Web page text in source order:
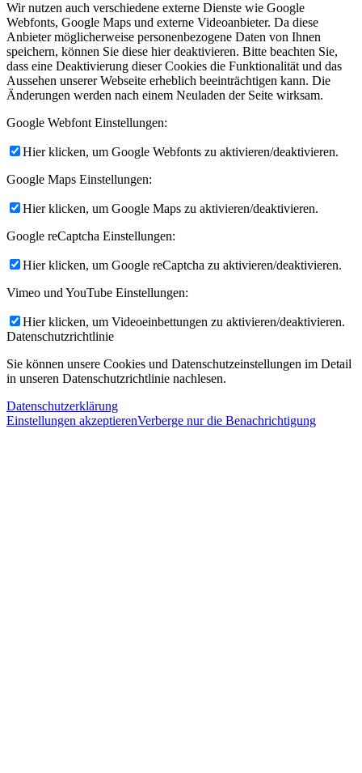
Wir nutzen auch verschiedene externe Dienste wie Google
Webfonts, Google Maps und externe Videoanbieter. Da diese
Anbieter möglicherweise personenbezogene Daten von Ihnen
speichern, können Sie diese hier deaktivieren. Bitte beachten Sie,
dass eine Deaktivierung dieser Cookies die Funktionalität und das
Aussehen unserer Webseite erheblich beeinträchtigen kann. Die
Änderungen werden nach einem Neuladen der Seite wirksam.
Google Webfont Einstellungen:
Hier klicken, um Google Webfonts zu aktivieren/deaktivieren.
Google Maps Einstellungen:
Hier klicken, um Google Maps zu aktivieren/deaktivieren.
Google reCaptcha Einstellungen:
Hier klicken, um Google reCaptcha zu aktivieren/deaktivieren.
Vimeo und YouTube Einstellungen:
Hier klicken, um Videoeinbettungen zu aktivieren/deaktivieren.
Datenschutzrichtlinie
Sie können unsere Cookies und Datenschutzeinstellungen im Detail
in unseren Datenschutzrichtlinie nachlesen.
Datenschutzerklärung
Einstellungen akzeptierenVerberge nur die Benachrichtigung